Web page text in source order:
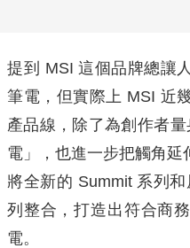
提到 MSI 這個品牌總讓
筆電，但實際上 MSI 近
產品線，除了為創作者
電」，也進一步把觸角延
將全新的 Summit 系列
列整合，打造出符合商
電。